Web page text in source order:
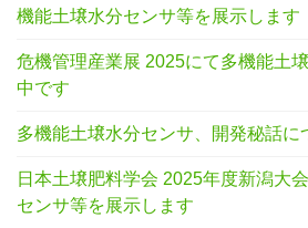
機能土壌水分センサ等を展示します
危機管理産業展 2025にて多機能土
中です
多機能土壌水分センサ、開発秘話に
日本土壌肥料学会 2025年度新潟大
センサ等を展示します